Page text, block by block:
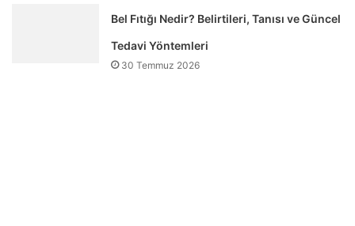
Bel Fıtığı Nedir? Belirtileri, Tanısı ve Güncel
Tedavi Yöntemleri
30 Temmuz 2026